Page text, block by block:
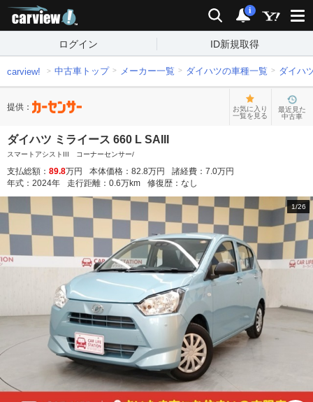
検索 通知
i
ログイン ID新規取得
carview! 中古車トップ メーカー一覧 ダイハツの車種一覧 ダイハ
提供：
お気に入り
一覧を見る
最近見た
中古車
ダイハツ ミライース 660 L SAIII
スマートアシストIII コーナーセンサー/
支払総額： 89.8万円 本体価格： 82.8万円 諸経費： 7.0万円
年式： 2024年 走行距離： 0.6万km 修復歴： なし
1/26